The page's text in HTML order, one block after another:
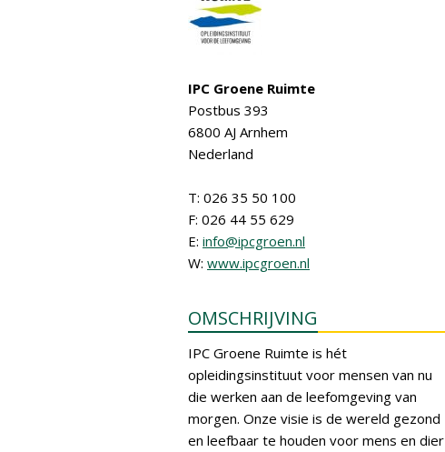
IPC Groene Ruimte
Postbus 393
6800 AJ Arnhem
Nederland
T: 026 35 50 100
F: 026 44 55 629
E: info@ipcgroen.nl
W: www.ipcgroen.nl
OMSCHRIJVING
IPC Groene Ruimte is hét
opleidingsinstituut voor mensen van nu
die werken aan de leefomgeving van
morgen. Onze visie is de wereld gezond
en leefbaar te houden voor mens en dier